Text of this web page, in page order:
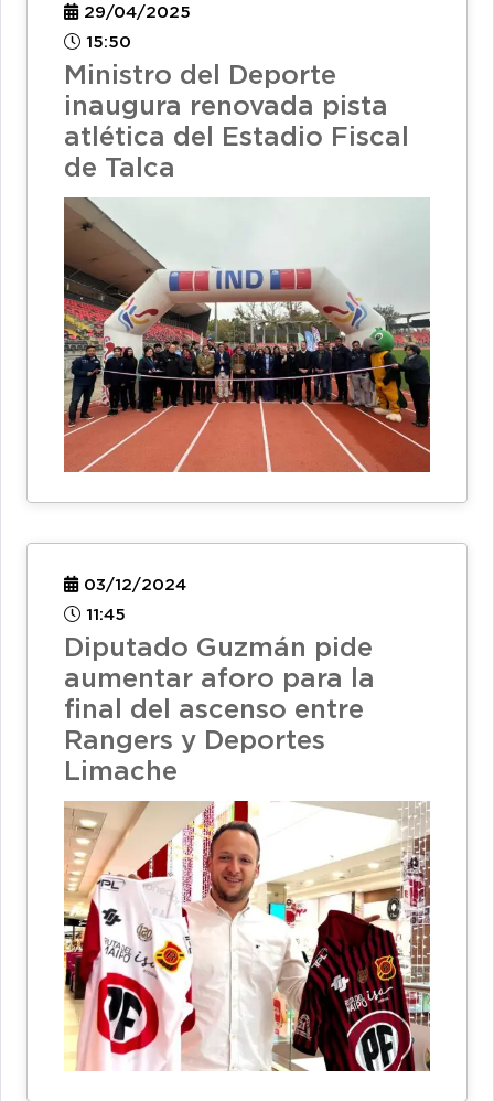
29/04/2025
15:50
Ministro del Deporte
inaugura renovada pista
atlética del Estadio Fiscal
de Talca
03/12/2024
11:45
Diputado Guzmán pide
aumentar aforo para la
final del ascenso entre
Rangers y Deportes
Limache